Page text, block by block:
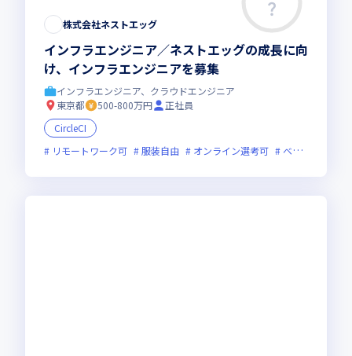
株式会社ネストエッグ
インフラエンジニア／ネストエッグの成長に向
け、インフラエンジニアを募集
インフラエンジニア、クラウドエンジニア
東京都
500-800万円
正社員
CircleCI
リモートワーク可
服装自由 オンライン選考可 ベンチャー企業